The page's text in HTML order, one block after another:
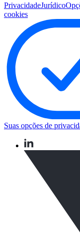
PrivacidadeJurídico
cookies
Suas opções de